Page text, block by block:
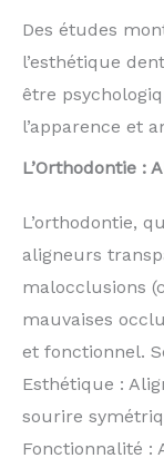
Des études
l’esthétique
être
l’apparence et
L’Orthodontie :
L’orthodontie,
aligneurs
malocclusions
mauvaises
et fonctionnel.
Esthétique :
sourire
Fonctionnalité :